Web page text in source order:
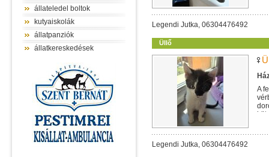
állateledel boltok
kutyaiskolák
állatpanziók
állatkereskedések
Legendi Jutka, 06304476492
Üllő
A
Legendi Jutka, 06304476492